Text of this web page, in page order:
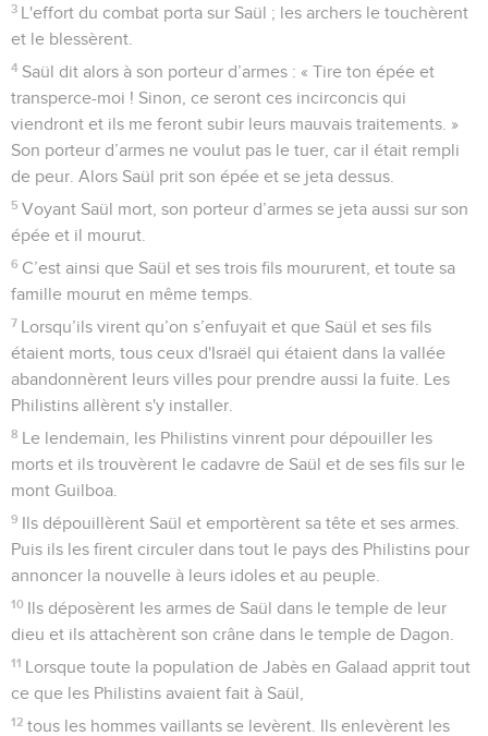
3 L'effort du combat porta sur Saül ; les archers le touchèrent
et le blessèrent.
4 Saül dit alors à son porteur d’armes : « Tire ton épée et
transperce-moi ! Sinon, ce seront ces incirconcis qui
viendront et ils me feront subir leurs mauvais traitements. »
Son porteur d’armes ne voulut pas le tuer, car il était rempli
de peur. Alors Saül prit son épée et se jeta dessus.
5 Voyant Saül mort, son porteur d’armes se jeta aussi sur son
épée et il mourut.
6 C’est ainsi que Saül et ses trois fils moururent, et toute sa
famille mourut en même temps.
7 Lorsqu’ils virent qu’on s’enfuyait et que Saül et ses fils
étaient morts, tous ceux d'Israël qui étaient dans la vallée
abandonnèrent leurs villes pour prendre aussi la fuite. Les
Philistins allèrent s'y installer.
8 Le lendemain, les Philistins vinrent pour dépouiller les
morts et ils trouvèrent le cadavre de Saül et de ses fils sur le
mont Guilboa.
9 Ils dépouillèrent Saül et emportèrent sa tête et ses armes.
Puis ils les firent circuler dans tout le pays des Philistins pour
annoncer la nouvelle à leurs idoles et au peuple.
10 Ils déposèrent les armes de Saül dans le temple de leur
dieu et ils attachèrent son crâne dans le temple de Dagon.
11 Lorsque toute la population de Jabès en Galaad apprit tout
ce que les Philistins avaient fait à Saül,
12 tous les hommes vaillants se levèrent. Ils enlevèrent les